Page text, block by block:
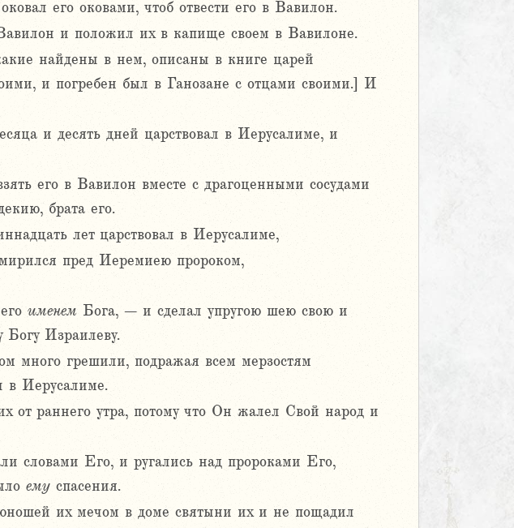
его оковами, чтоб отвести его в Вавилон.
и положил их в капище своем в Вавилоне.
найдены в нем, описаны в книге царей
и погребен был в Ганозане с отцами своими.] И
и десять дней царствовал в Иерусалиме, и
его в Вавилон вместе с драгоценными сосудами
брата его.
лет царствовал в Иерусалиме,
пред Иеремиею пророком,
именем Бога, – и сделал упругою шею свою и
Богу Израилеву.
много грешили, подражая всем мерзостям
в Иерусалиме.
от раннего утра, потому что Он жалел Свой народ и
словами Его, и ругались над пророками Его,
ему спасения.
их мечом в доме святыни их и не пощадил